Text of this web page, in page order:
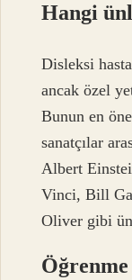
Hangi
Disleksi
ancak özel
Bunun en
sanatçılar
Albert
Vinci, Bill
Oliver gibi